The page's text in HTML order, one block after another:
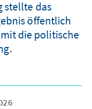
stellte das
öffentlich
die politische